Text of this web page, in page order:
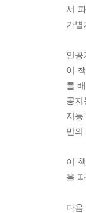
서
가볍
인
이
를
공
지
만의
이
을
다음